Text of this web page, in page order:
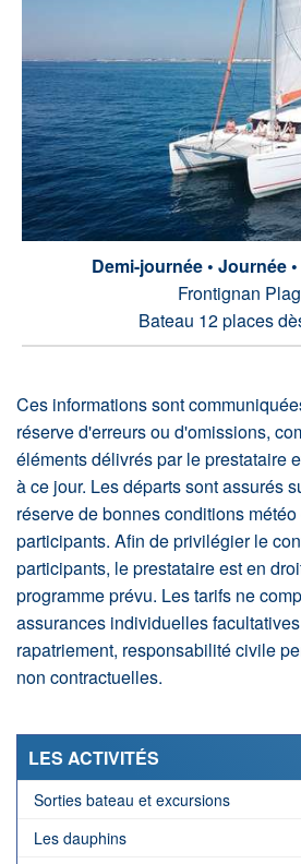
Demi-journée • Journée
Frontignan
Bateau 12 places
Ces informations sont
réserve d'erreurs ou d'omissions,
éléments délivrés par le prestataire
à ce jour. Les départs sont assurés
réserve de bonnes conditions
participants. Afin de privilégier le
participants, le prestataire est en
programme prévu. Les tarifs ne
assurances individuelles
rapatriement, responsabilité civile
non contractuelles.
LES ACTIVITÉS
Sorties bateau et excursions
Les dauphins